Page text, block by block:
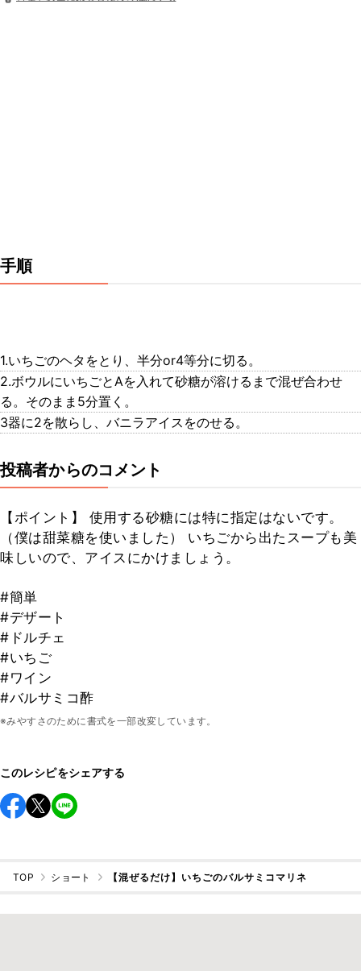
手順
1.いちごのヘタをとり、半分or4等分に切る。
2.ボウルにいちごとAを入れて砂糖が溶けるまで混ぜ合わせ
る。そのまま5分置く。
3器に2を散らし、バニラアイスをのせる。
投稿者からのコメント
【ポイント】 使用する砂糖には特に指定はないです。
（僕は甜菜糖を使いました） いちごから出たスープも美
味しいので、アイスにかけましょう。
#簡単
#デザート
#ドルチェ
#いちご
#ワイン
#バルサミコ酢
※みやすさのために書式を一部改変しています。
このレシピをシェアする
TOP ショート 【混ぜるだけ】いちごのバルサミコマリネ